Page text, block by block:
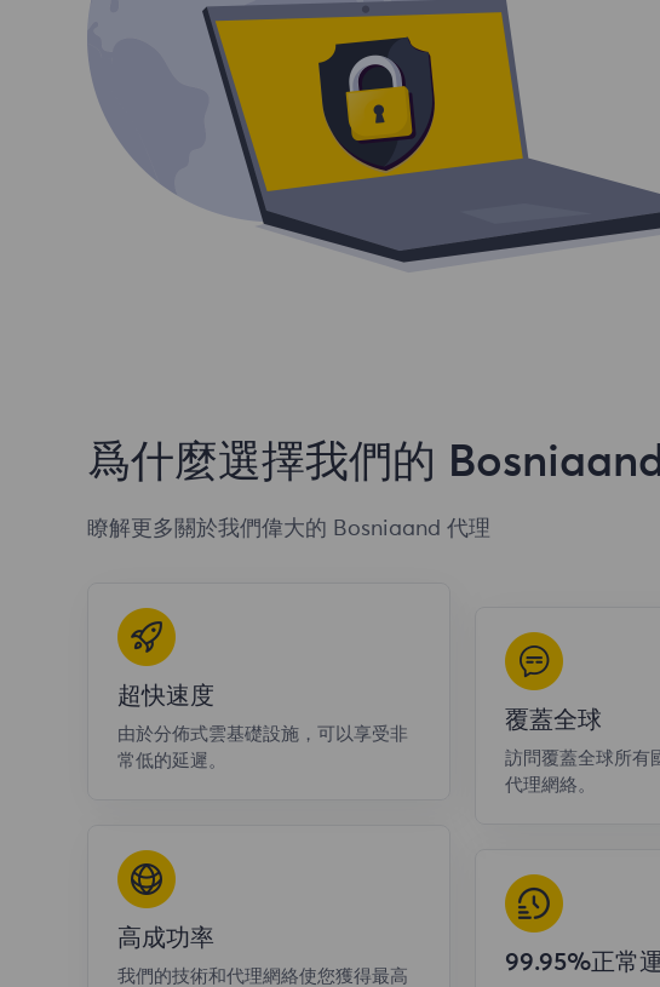
爲什麼選擇我們的
瞭解更多關於我們偉大的 Bosniaand 代理
超快速度
由於分佈式雲基礎設施，可以享受非
常低的延遲。
高成功率
我們的技術和代理網絡使您獲得最高
覆蓋全球
訪問覆蓋全球所有
代理網絡。
99.95%正常